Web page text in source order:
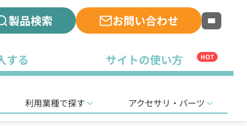
製品検索 お問い合わせ
する サイトの使い方 HOT
利用業種で探す アクセサリ・パーツ